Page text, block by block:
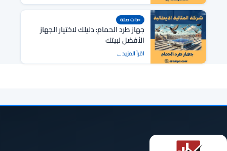
ذات صلة
جهاز طرد الحمام: دليلك لاختيار الجهاز
الأفضل لبيتك
اقرأ المزيد